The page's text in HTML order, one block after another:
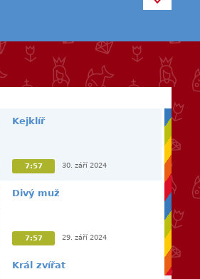
Kejklíř
7:57 30. září 2024
Divý muž
7:57 29. září 2024
Král zvířat